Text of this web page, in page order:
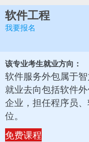
软件工程
我要报名
该专业考生就业方向：
软件服务外包属于
就业去向包括软件
企业，担任程序员
位。
免费课程